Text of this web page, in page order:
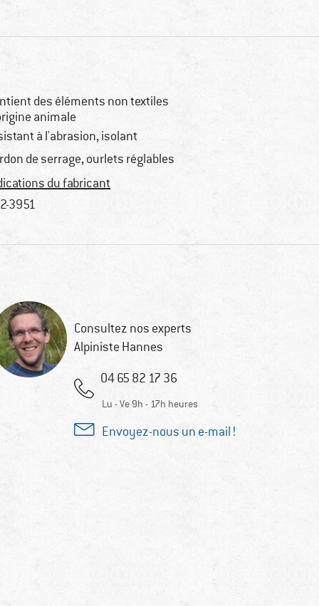
des éléments non textiles
animale
à l'abrasion, isolant
de serrage, ourlets réglables
du fabricant
3951
Consultez nos experts
Alpiniste Hannes
04 65 82 17 36
Lu - Ve 9h - 17h heures
Envoyez-nous un e-mail !